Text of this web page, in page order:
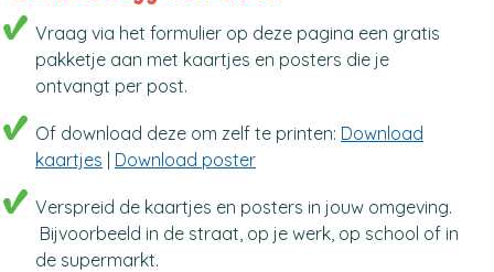
Vraag via het formulier op deze pagina een gratis
pakketje aan met kaartjes en posters die je
ontvangt per post.
Of download deze om zelf te printen: Download
kaartjes
Download poster
Verspreid de kaartjes en posters in jouw omgeving.
Bijvoorbeeld in de straat, op je werk, op school of in
de supermarkt.